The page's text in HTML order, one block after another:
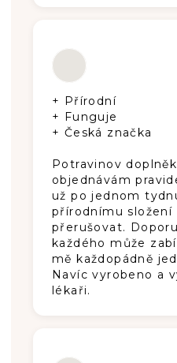
+ Přírodní
+ Funguje
+ Česká značka
Potravinov
objednávám
už po jednom
přírodnímu složení
přerušovat.
každého může
mě každopádně
Navíc vyrobeno a
lékaři.